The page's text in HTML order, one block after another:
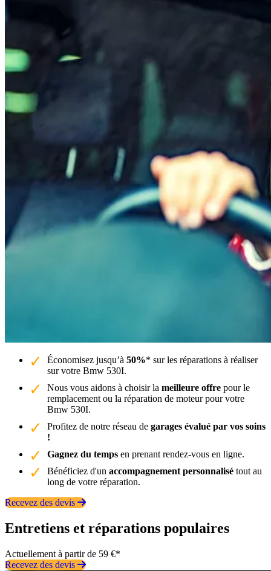
Économisez jusqu’à 50%* sur les réparations à réaliser
sur votre Bmw 530I.
Nous vous aidons à choisir la meilleure offre pour le
remplacement ou la réparation de moteur pour votre
Bmw 530I.
Profitez de notre réseau de garages évalué par vos soins
!
Gagnez du temps en prenant rendez-vous en ligne.
Bénéficiez d'un accompagnement personnalisé tout au
long de votre réparation.
Recevez des devis
Entretiens et réparations populaires
Actuellement à partir de 59 €*
Recevez des devis